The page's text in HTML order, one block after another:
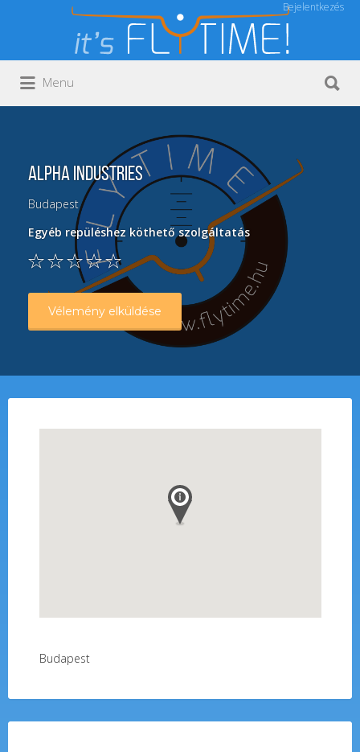
Bejelentkezés
Keresés:
Menu
Alpha Industries
Budapest
Egyéb repüléshez köthető szolgáltatás
Vélemény elküldése
Budapest